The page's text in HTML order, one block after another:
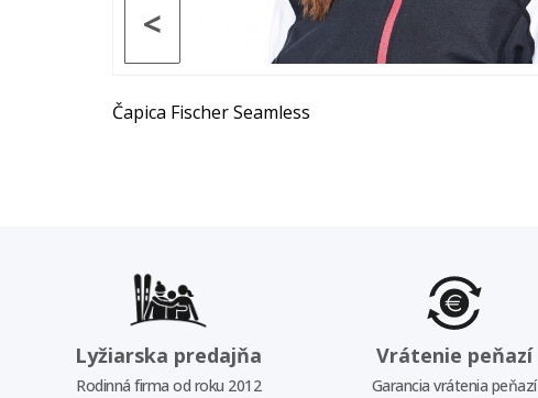
<
Čapica Fischer Seamless
Lyžiarska predajňa
Rodinná firma od roku 2012
Vrátenie peňazí
Garancia vrátenia peňazí